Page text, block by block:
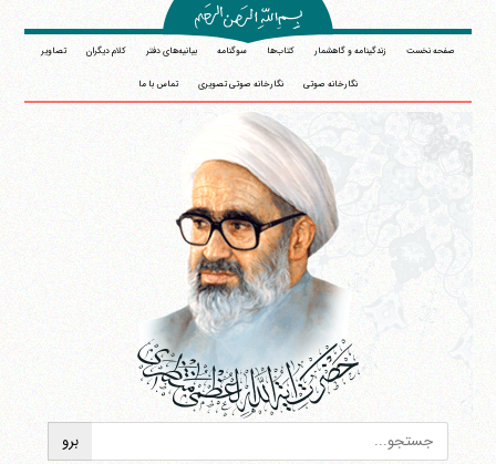
صفحه نخست زندگینامه و گاهشمار کتاب‌ها سوگنامه بیانیه‌های دفتر کلام دیگران تصاویر
نگارخانه صوتی نگارخانه صوتی تصویری تماس با ما